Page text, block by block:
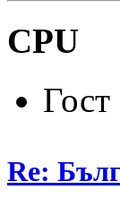
CPU
Гост
Re: